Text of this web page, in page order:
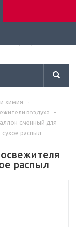
химия
-
воздуха
-
сменный для
сухое распыл
распыл